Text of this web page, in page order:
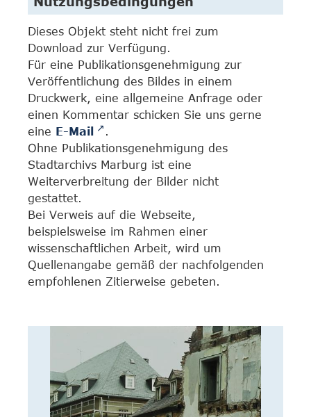
Dieses Objekt steht nicht frei zum
Download zur Verfügung.
Für eine Publikationsgenehmigung zur
Veröffentlichung des Bildes in einem
Druckwerk, eine allgemeine Anfrage oder
einen Kommentar schicken Sie uns gerne
eine E-Mail
.
Ohne Publikationsgenehmigung des
Stadtarchivs Marburg ist eine
Weiterverbreitung der Bilder nicht
gestattet.
Bei Verweis auf die Webseite,
beispielsweise im Rahmen einer
wissenschaftlichen Arbeit, wird um
Quellenangabe gemäß der nachfolgenden
empfohlenen Zitierweise gebeten.